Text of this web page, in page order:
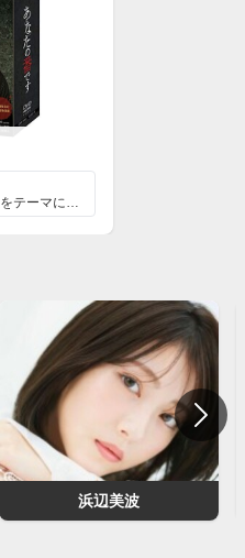
マンション内での交換殺人をテーマに毎週住人が殺されてい...
浜辺美波